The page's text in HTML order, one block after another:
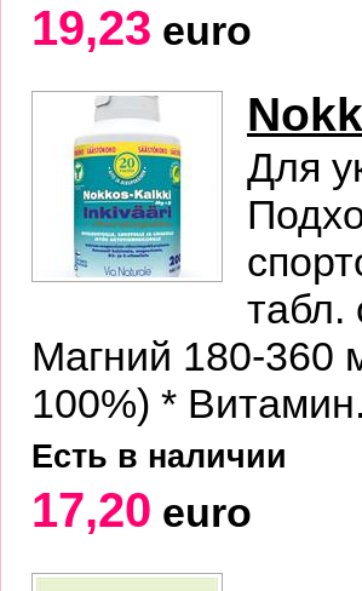
19,23 euro
Для
табл.
Магний 180-360
100%) *
Есть в наличии
17,20 euro